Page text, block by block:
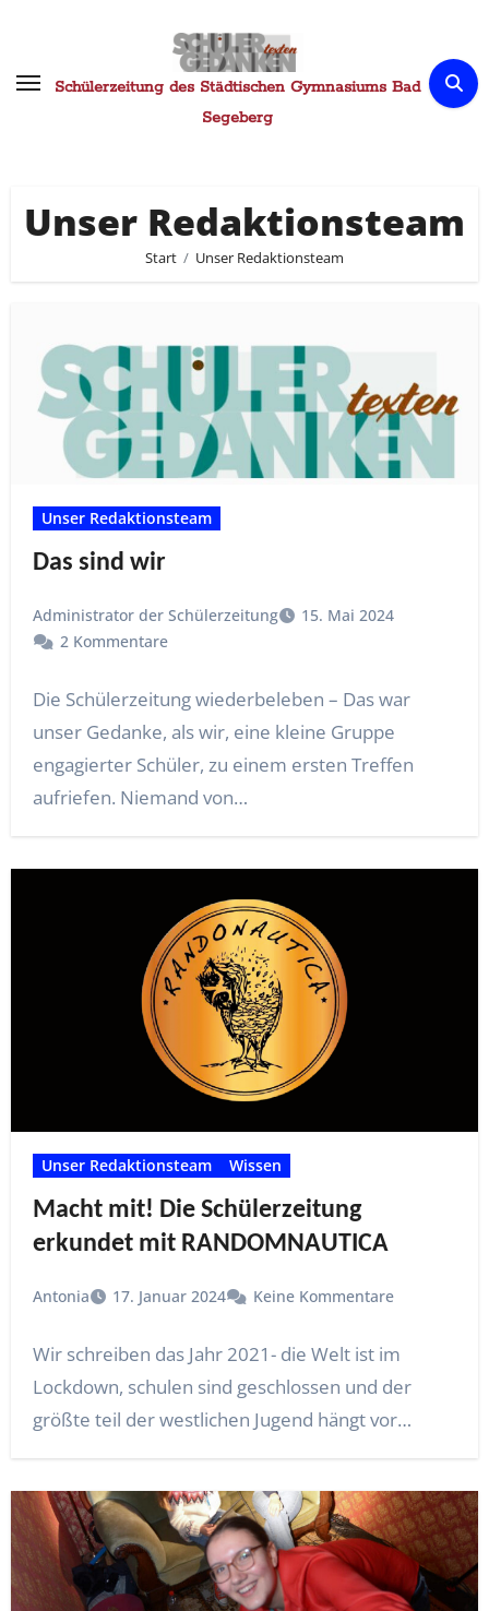
springenSchülerzeitung des Städtischen Gymnasiums Bad
Segeberg
Unser Redaktionsteam
Start Unser Redaktionsteam
Unser Redaktionsteam
Das sind wir
Administrator der Schülerzeitung
15. Mai 2024
2 Kommentare
Die Schülerzeitung wiederbeleben – Das war
unser Gedanke, als wir, eine kleine Gruppe
engagierter Schüler, zu einem ersten Treffen
aufriefen. Niemand von…
Unser Redaktionsteam Wissen
Macht mit! Die Schülerzeitung
erkundet mit RANDOMNAUTICA
Antonia 17. Januar 2024 Keine Kommentare
Wir schreiben das Jahr 2021- die Welt ist im
Lockdown, schulen sind geschlossen und der
größte teil der westlichen Jugend hängt vor…